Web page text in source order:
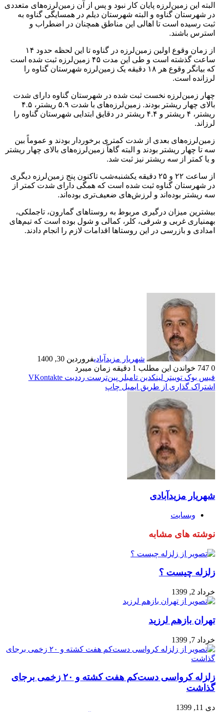
البته این زمین‌لرزه پایان کار نبود و پس از آن زمین‌لرزه‌های متعددی
در شهرستان گناوه و البته شهرستان دیلم در همسایگی گناوه به
ثبت رسیده است تا اهالی این مناطق همچنان در اضطراب و
استرس باشند.
از زمان وقوع اولین زمین‌لرزه در گناوه تا این لحظه حدود ۱۴
ساعت گذشته است و طی این مدت ۴۵ زمین‌لرزه ثبت شده است
که بیانگر وقوع هر ۱۸ دقیقه یک زمین‌لرزه شهرستان گناوه را
لرزانده است.
چهار زمین‌لرزه نخست ثبت شده در شهرستان گناوه دارای شدت
بالای چهار ریشتر بودند. زمین‌لرزه‌های با شدت ۵.۹ ریشتر، ۴.۵
ریشتر، ۴ ریشتر و ۴.۴ ریشتر در دقایق ابتدایی شهرستان گناوه را
لرزاند.
زمین‌لرزه‌های بعدی از شدت کمتری برخوردار بودند و عموماً بین
سه تا چهار ریشتر بودند و البته گاهاً زمین‌لرزه‌های بالای چهار ریشتر
و یا کمتر از سه ریشتر نیز ثبت شد.
از ساعت ۲۲ و ۲۵ دقیقه یکشنبه‌شب تاکنون پنج زمین‌لرزه دیگری
در شهرستان گناوه ثبت شده است که همگی دارای شدت کمتر از
سه ریشتر بوده‌اند و لرزش‌های ضعیف‌تری بوده‌اند.
بیشترین میزان درگیری مربوط به روستاهای گمارون، تاجملکی،
بهمنیاری غربی و شرقی، کلر، کمالی و شول بوده است که تیم‌های
امدادی و بازرسی در این روستاها اقدامات لازم را انجام دادند.
شهریار مزیدآبادیفروردین 30, 1400
0
خواندن این مطلب 1 دقیقه زمان میبرد
فیس بوک توییتر لینکدین ‫تامبلر ‫پین‌ترست ‫رددیت ‫VKontakte
اشتراک گذاری از طریق ایمیل چاپ
شهریار مزیدآبادی
وبسایت
نوشته های مشابه
زلزله چیست ؟
خرداد 2, 1399
تهران بازهم لرزید
خرداد 7, 1399
زلزله کرواسی دست‌کم هفت کشته و ۲۰ زخمی برجای
گذاشت
دی 11, 1399